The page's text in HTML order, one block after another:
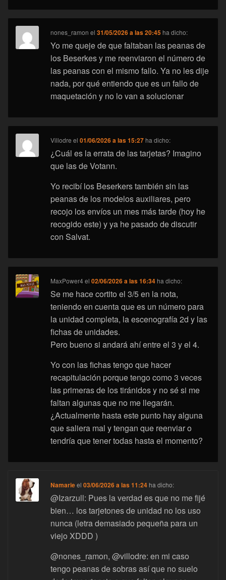
nones_ramon el31/05/2026 a las 20:45 ha dicho:
Yo me queje de que faltaban las peanas de
los Beserkes y me reenviaron el número de
las peanas con el mismo fallo. Ya no les dije
nada, por qué entiendo que es un fallo de
maquetación y no lo van a solucionar
Villodre el01/06/2026 a las 15:27 ha dicho:
¿Cuál es la errata de las tarjetas? Imagino
que las de Votann.
Yo recibí los Beserkers también sin las
peanas de los modelos auxiliares, pero
recojo los envíos un mes más tarde (hoy he
recogido este) y ya he pasado de discutir
con Salvat.
MaxPower4el02/06/2026 a las 16:34 ha dicho:
Se me hace cortito el 3/5 en la nota,
teniendo en cuenta que es un número para
la unidad completa, la escenografía 2d y las
fichas de unidades.
Pero bueno si andará ahí entre el 3 y el 4.
Yo con las fichas tengo que hacer
recapitulación porque tengo como 3 veces
las primeras de los tiránidos y no sé si me
faltan algunas que no me llegarán.
¿Actualmente hasta este punto hay alguna
que saliera mal y tengan que reenviar o
tendría que tener todas hasta el momento?
Namarieel03/06/2026 a las 11:24 ha dicho:
@Izarzull: Pues la verdad es que no me fijé
bien… los tarjetones de unidad no los uso
nunca (letra demasiado pequeña para un
viejo XDDD )
@nones_ramon, @villodre: en mi caso
tengo peanas de sobras así que no suelo